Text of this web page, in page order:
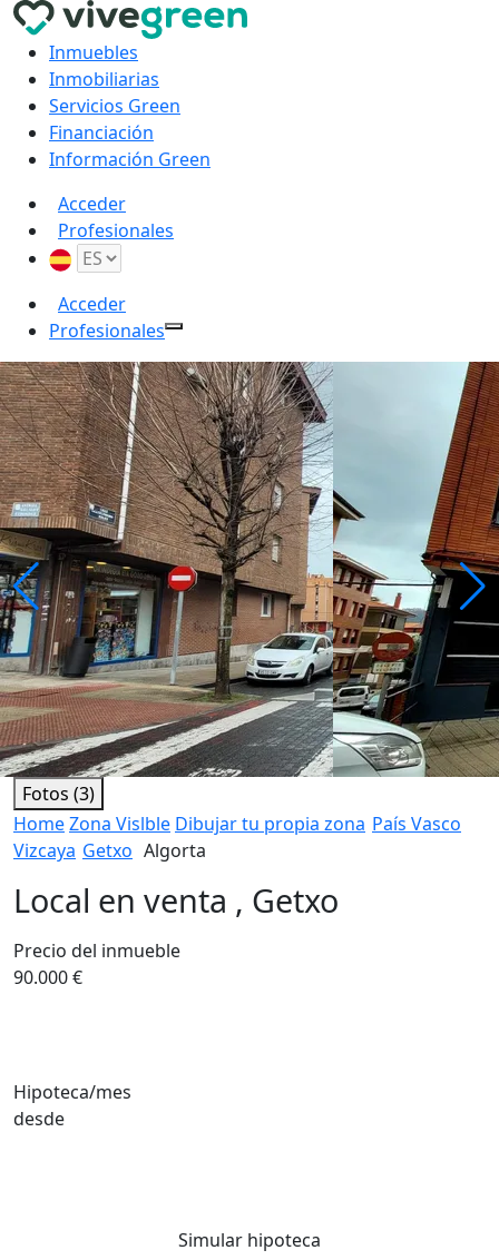
Inmuebles
Inmobiliarias
Servicios Green
Financiación
Información Green
Acceder
Profesionales
Acceder
Profesionales
Fotos (3)
HomeZona Vislble Dibujar tu propia zona País Vasco
Vizcaya Getxo Algorta
Local en venta , Getxo
Precio del inmueble
90.000 €
Hipoteca/mes
desde
Simular hipoteca